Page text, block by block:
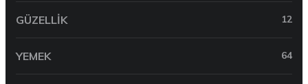
GÜZELLIK 12
YEMEK 64